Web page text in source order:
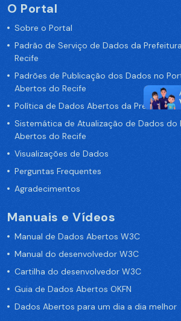
O Portal
Sobre o Portal
Padrão de Serviço de Dados da
Recife
Padrões de Publicação dos Dados no
Abertos do Recife
Política de Dados Abertos da Prefeitura
Sistemática de Atualização de Dados do
Abertos do Recife
Visualizações de Dados
Perguntas Frequentes
Agradecimentos
Manuais e Vídeos
Manual de Dados Abertos W3C
Manual do desenvolvedor W3C
Cartilha do desenvolvedor W3C
Guia de Dados Abertos OKFN
Dados Abertos para um dia a dia melhor